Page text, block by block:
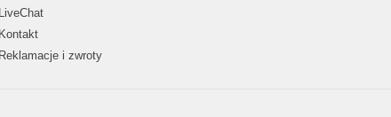
LiveChat
Kontakt
Reklamacje i zwroty